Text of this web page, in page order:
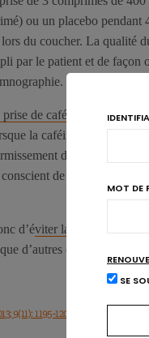
ou un placebo
du coucher. La qualité
par le patient et de façon
de caféine
, quelle
la caféine est
de plus d’une
de ce problème et
d’éviter la prise de
d’autres études sont
1195-1200.
MOT DE
SE